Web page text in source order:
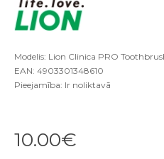
Modelis: Lion Clinica PRO
EAN: 4903301348610
Pieejamība: Ir noliktavā
10.00€